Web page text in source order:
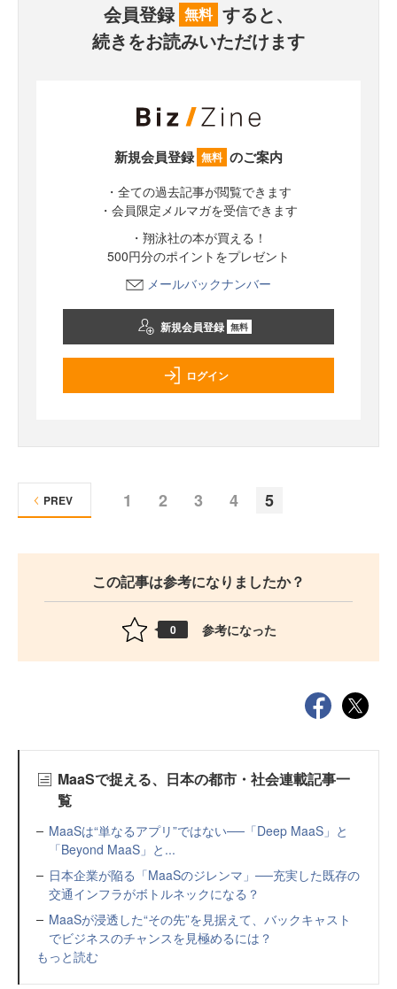
会員登録 無料 すると、
続きをお読みいただけます
新規会員登録 無料 のご案内
・全ての過去記事が閲覧できます
・会員限定メルマガを受信できます
・翔泳社の本が買える！
500円分のポイントをプレゼント
メールバックナンバー
新規会員登録 無料
ログイン
1 2 3 4 5
PREV
この記事は参考になりましたか？
0 参考になった
MaaSで捉える、日本の都市・社会連載記事一
覧
MaaSは“単なるアプリ”ではない──「Deep MaaS」と
「Beyond MaaS」と...
日本企業が陥る「MaaSのジレンマ」──充実した既存の
交通インフラがボトルネックになる？
MaaSが浸透した“その先”を見据えて、バックキャスト
でビジネスのチャンスを見極めるには？
もっと読む